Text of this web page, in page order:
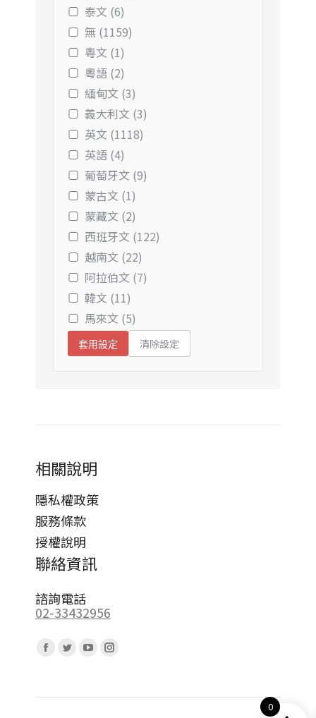
泰文 (6)
無 (1159)
粵文 (1)
粵語 (2)
緬甸文 (3)
義大利文 (3)
英文 (1118)
英語 (4)
葡萄牙文 (9)
蒙古文 (1)
蒙藏文 (2)
西班牙文 (122)
越南文 (22)
阿拉伯文 (7)
韓文 (11)
馬來文 (5)
套用設定 清除設定
相關說明
隱私權政策
服務條款
授權說明
聯絡資訊
諮詢電話
02-33432956
Facebook
opens
Twitter
opens
YouTube
opens
Instagram
opens
0